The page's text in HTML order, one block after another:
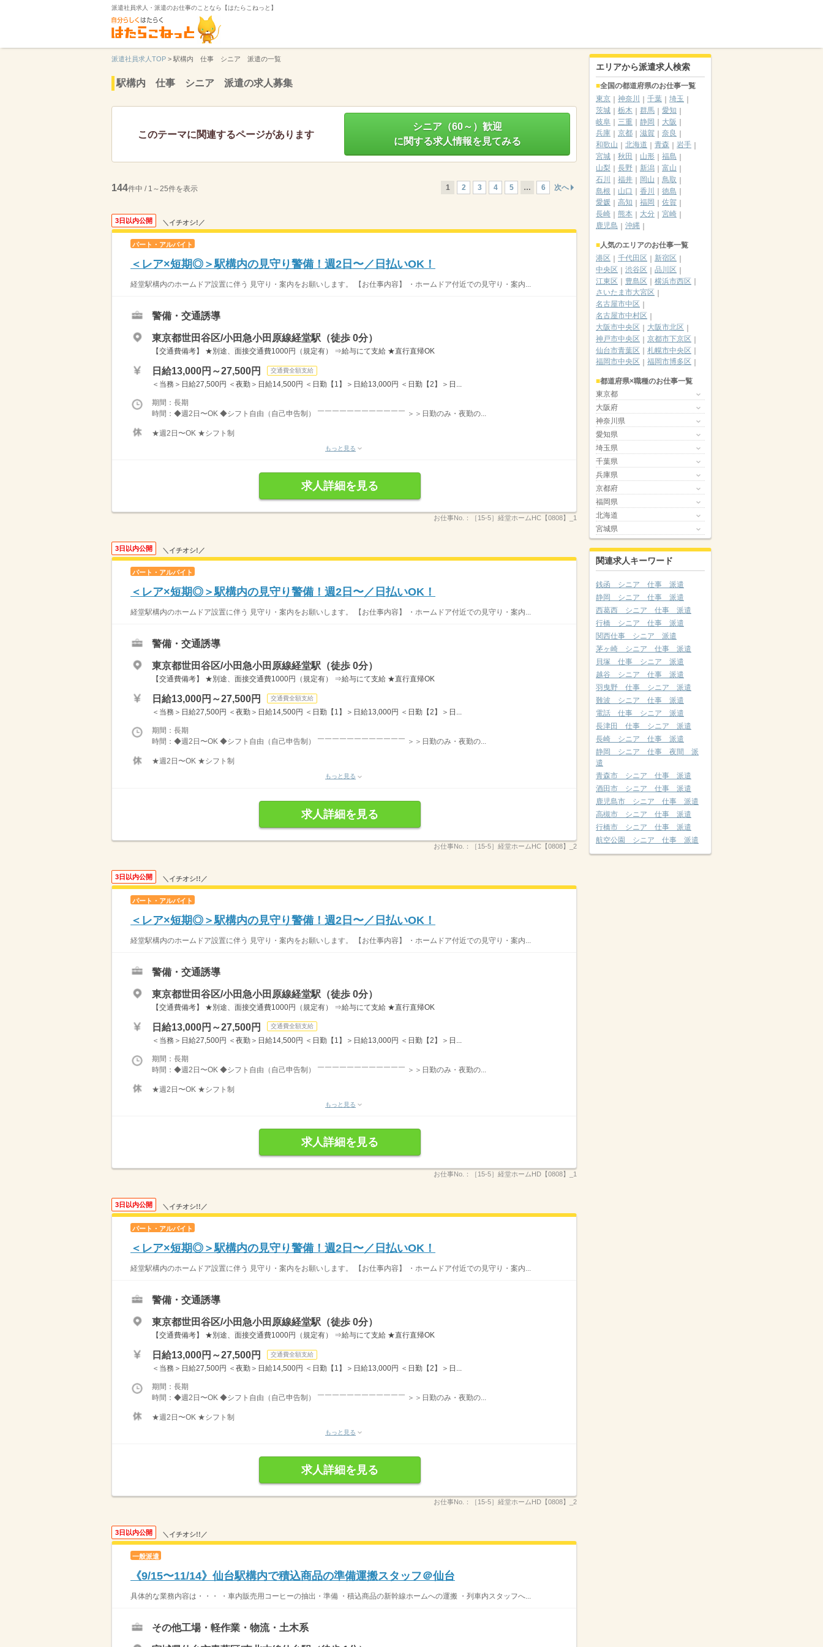
派遣社員求人・派遣のお仕事のことなら【はたらこねっと】
派遣社員求人TOP > 駅構内 仕事 シニア 派遣の一覧
駅構内 仕事 シニア 派遣の求人募集
このテーマに関連するページがあります
シニア（60～）歓迎
に関する求人情報を見てみる
144件中 / 1～25件を表示 1 2 3 4 5 … 6 次へ
3日以内公開 ＼イチオシ!／
パート・アルバイト
＜レア×短期◎＞駅構内の見守り警備！週2日〜／日払いOK！
経堂駅構内のホームドア設置に伴う 見守り・案内をお願いします。 【お仕事内容】 ・ホームドア付近での見守り・案内...
警備・交通誘導
東京都世田谷区/小田急小田原線経堂駅（徒歩 0分）
【交通費備考】 ★別途、面接交通費1000円（規定有） ⇒給与にて支給 ★直行直帰OK
日給13,000円～27,500円 交通費全額支給
＜当務＞日給27,500円 ＜夜勤＞日給14,500円 ＜日勤【1】＞日給13,000円 ＜日勤【2】＞日...
期間：長期
時間：◆週2日〜OK ◆シフト自由（自己申告制） ￣￣￣￣￣￣￣￣￣￣￣￣ ＞＞日勤のみ・夜勤の...
★週2日〜OK ★シフト制
もっと見る
求人詳細を見る
お仕事No.： ［15-5］経堂ホームHC【0808】_1
3日以内公開 ＼イチオシ!／
パート・アルバイト
＜レア×短期◎＞駅構内の見守り警備！週2日〜／日払いOK！
経堂駅構内のホームドア設置に伴う 見守り・案内をお願いします。 【お仕事内容】 ・ホームドア付近での見守り・案内...
警備・交通誘導
東京都世田谷区/小田急小田原線経堂駅（徒歩 0分）
【交通費備考】 ★別途、面接交通費1000円（規定有） ⇒給与にて支給 ★直行直帰OK
日給13,000円～27,500円 交通費全額支給
＜当務＞日給27,500円 ＜夜勤＞日給14,500円 ＜日勤【1】＞日給13,000円 ＜日勤【2】＞日...
期間：長期
時間：◆週2日〜OK ◆シフト自由（自己申告制） ￣￣￣￣￣￣￣￣￣￣￣￣ ＞＞日勤のみ・夜勤の...
★週2日〜OK ★シフト制
もっと見る
求人詳細を見る
お仕事No.： ［15-5］経堂ホームHC【0808】_2
3日以内公開 ＼イチオシ!!／
パート・アルバイト
＜レア×短期◎＞駅構内の見守り警備！週2日〜／日払いOK！
経堂駅構内のホームドア設置に伴う 見守り・案内をお願いします。 【お仕事内容】 ・ホームドア付近での見守り・案内...
警備・交通誘導
東京都世田谷区/小田急小田原線経堂駅（徒歩 0分）
【交通費備考】 ★別途、面接交通費1000円（規定有） ⇒給与にて支給 ★直行直帰OK
日給13,000円～27,500円 交通費全額支給
＜当務＞日給27,500円 ＜夜勤＞日給14,500円 ＜日勤【1】＞日給13,000円 ＜日勤【2】＞日...
期間：長期
時間：◆週2日〜OK ◆シフト自由（自己申告制） ￣￣￣￣￣￣￣￣￣￣￣￣ ＞＞日勤のみ・夜勤の...
★週2日〜OK ★シフト制
もっと見る
求人詳細を見る
お仕事No.： ［15-5］経堂ホームHD【0808】_1
3日以内公開 ＼イチオシ!!／
パート・アルバイト
＜レア×短期◎＞駅構内の見守り警備！週2日〜／日払いOK！
経堂駅構内のホームドア設置に伴う 見守り・案内をお願いします。 【お仕事内容】 ・ホームドア付近での見守り・案内...
警備・交通誘導
東京都世田谷区/小田急小田原線経堂駅（徒歩 0分）
【交通費備考】 ★別途、面接交通費1000円（規定有） ⇒給与にて支給 ★直行直帰OK
日給13,000円～27,500円 交通費全額支給
＜当務＞日給27,500円 ＜夜勤＞日給14,500円 ＜日勤【1】＞日給13,000円 ＜日勤【2】＞日...
期間：長期
時間：◆週2日〜OK ◆シフト自由（自己申告制） ￣￣￣￣￣￣￣￣￣￣￣￣ ＞＞日勤のみ・夜勤の...
★週2日〜OK ★シフト制
もっと見る
求人詳細を見る
お仕事No.： ［15-5］経堂ホームHD【0808】_2
3日以内公開 ＼イチオシ!!／
一般派遣
《9/15〜11/14》仙台駅構内で積込商品の準備運搬スタッフ＠仙台
具体的な業務内容は・・・ ・車内販売用コーヒーの抽出・準備 ・積込商品の新幹線ホームへの運搬 ・列車内スタッフへ...
その他工場・軽作業・物流・土木系
エリアから派遣求人検索
全国の都道府県のお仕事一覧
東京
神奈川 千葉
埼玉
茨城
栃木 群馬
愛知
岐阜
三重 静岡
大阪
兵庫
京都 滋賀
奈良
和歌山
北海道 青森
岩手
宮城
秋田 山形
福島
山梨
長野 新潟
富山
石川
福井 岡山
鳥取
島根
山口 香川
徳島
愛媛
高知 福岡
佐賀
長崎
熊本 大分
宮崎
鹿児島
沖縄
人気のエリアのお仕事一覧
港区
千代田区
新宿区
中央区
渋谷区
品川区
江東区
豊島区
横浜市西区
さいたま市大宮区
名古屋市中区
名古屋市中村区
大阪市中央区
大阪市北区
神戸市中央区
京都市下京区
仙台市青葉区
札幌市中央区
福岡市中央区
福岡市博多区
都道府県×職種のお仕事一覧
東京都
大阪府
神奈川県
愛知県
埼玉県
千葉県
兵庫県
京都府
福岡県
北海道
宮城県
関連求人キーワード
銭函 シニア 仕事 派遣
静岡 シニア 仕事 派遣
西葛西 シニア 仕事 派遣
行橋 シニア 仕事 派遣
関西仕事 シニア 派遣
茅ヶ崎 シニア 仕事 派遣
貝塚 仕事 シニア 派遣
越谷 シニア 仕事 派遣
羽曳野 仕事 シニア 派遣
難波 シニア 仕事 派遣
電話 仕事 シニア 派遣
長津田 仕事 シニア 派遣
長崎 シニア 仕事 派遣
静岡 シニア 仕事 夜間 派
遣
青森市 シニア 仕事 派遣
酒田市 シニア 仕事 派遣
鹿児島市 シニア 仕事 派遣
高槻市 シニア 仕事 派遣
行橋市 シニア 仕事 派遣
航空公園 シニア 仕事 派遣